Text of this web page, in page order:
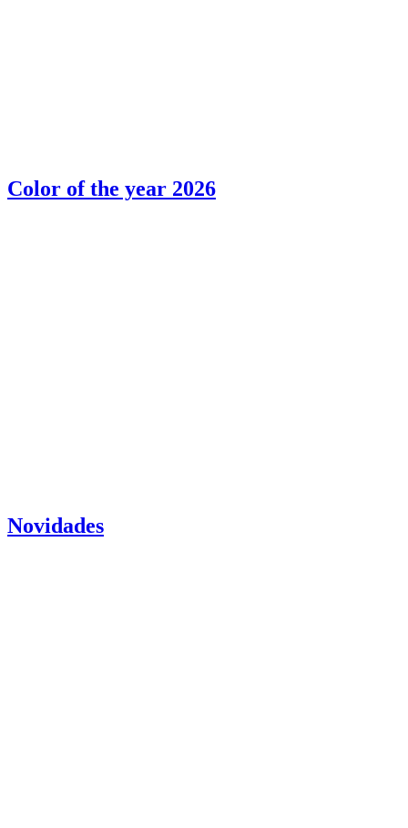
Color of the year 2026
Novidades